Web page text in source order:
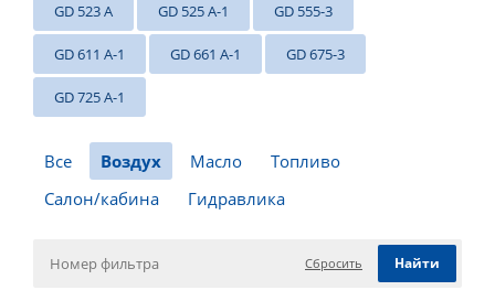
GD 523 A GD 525 A-1 GD 555-3
GD 611 A-1 GD 661 A-1 GD 675-3
GD 725 A-1
Все Воздух Масло
Топливо
Салон/кабина
Гидравлика
Сбросить